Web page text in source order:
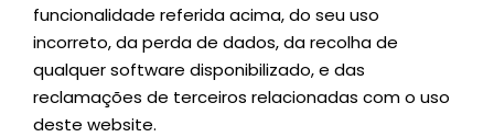
funcionalidade referida acima, do seu uso
incorreto, da perda de dados, da recolha de
qualquer software disponibilizado, e das
reclamações de terceiros relacionadas com o uso
deste website.